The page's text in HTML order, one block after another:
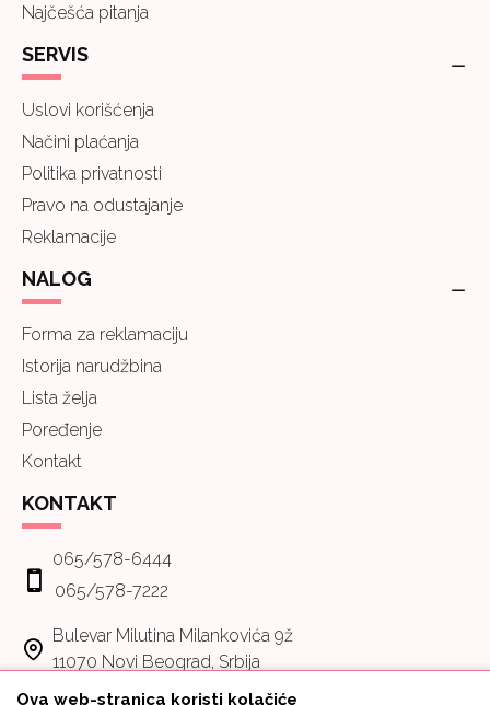
Najčešća pitanja
SERVIS
Uslovi korišćenja
Načini plaćanja
Politika privatnosti
Pravo na odustajanje
Reklamacije
NALOG
Forma za reklamaciju
Istorija narudžbina
Lista želja
Poređenje
Kontakt
KONTAKT
065/578-6444
065/578-7222
Bulevar Milutina Milankovića 9ž
11070 Novi Beograd, Srbija
Ova web-stranica koristi kolačiće